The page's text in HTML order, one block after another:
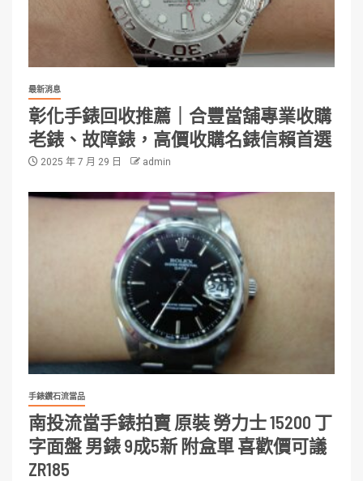
最新消息
彰化手錶回收推薦｜合豐當舖專業收購
老錶、故障錶，高價收購名錶信賴首選
2025 年 7 月 29 日 admin
手錶鑽石流當品
南投流當手錶拍賣 原裝 勞力士 15200 丁
字面盤 男錶 9成5新 附盒單 喜歡價可議
ZR185